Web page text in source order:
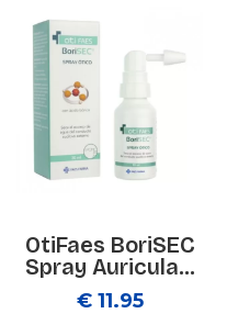
OtiFaes BoriSEC
Spray Auricula...
€ 11.95